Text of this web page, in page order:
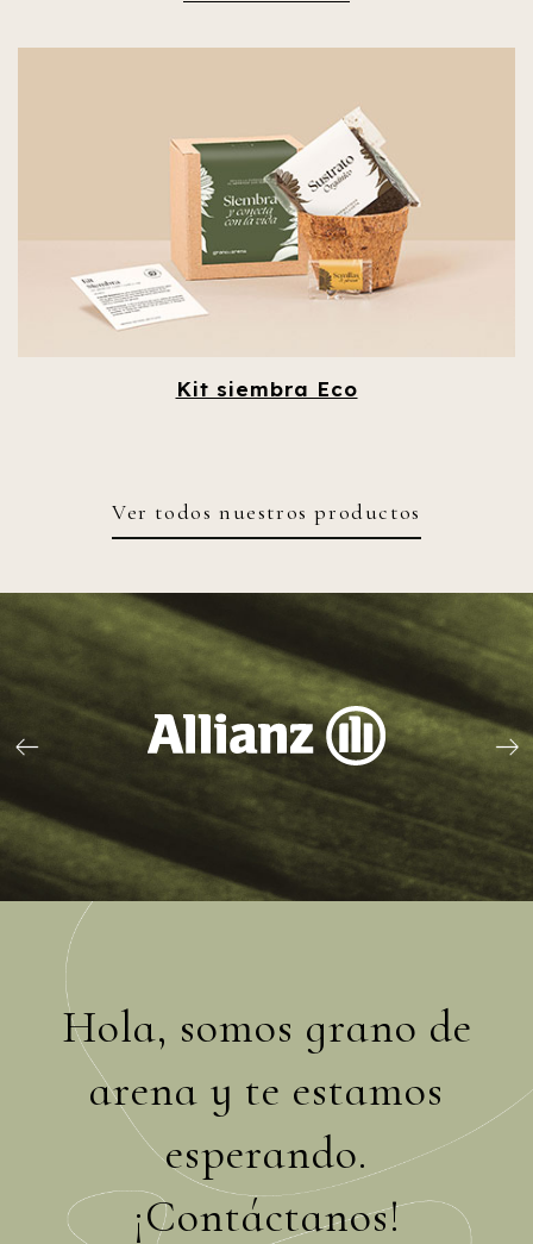
Kit siembra Eco
Ver todos nuestros productos
Hola, somos grano de
arena y te estamos
esperando.
¡Contáctanos!